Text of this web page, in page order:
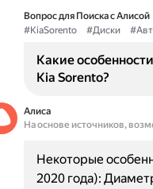
Вопрос для Поиска с Алисой
#KiaSorento
#Диски
Какие
Kia Sorento?
Алиса
На основе источников,
Некоторые
2020 года):